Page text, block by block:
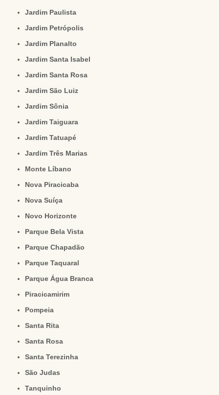
Jardim Paulista
Jardim Petrópolis
Jardim Planalto
Jardim Santa Isabel
Jardim Santa Rosa
Jardim São Luiz
Jardim Sônia
Jardim Taiguara
Jardim Tatuapé
Jardim Três Marias
Monte Líbano
Nova Piracicaba
Nova Suíça
Novo Horizonte
Parque Bela Vista
Parque Chapadão
Parque Taquaral
Parque Água Branca
Piracicamirim
Pompeia
Santa Rita
Santa Rosa
Santa Terezinha
São Judas
Tanquinho